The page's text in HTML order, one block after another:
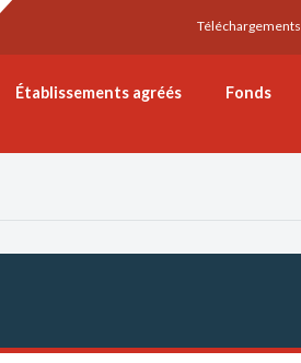
Téléchargements
Établissements agréés Fonds